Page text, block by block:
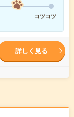
コツコツ
詳しく見る